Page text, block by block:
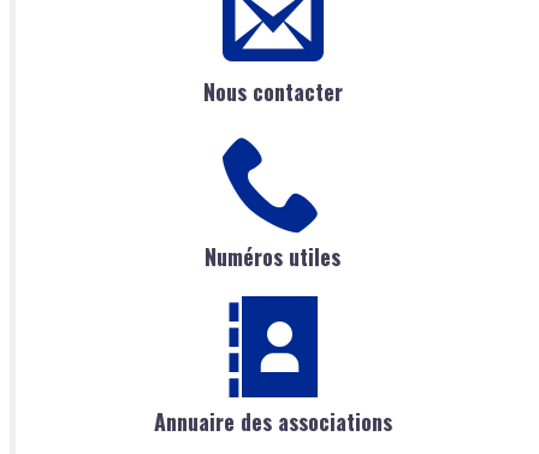
Nous contacter
Numéros utiles
Annuaire des associations